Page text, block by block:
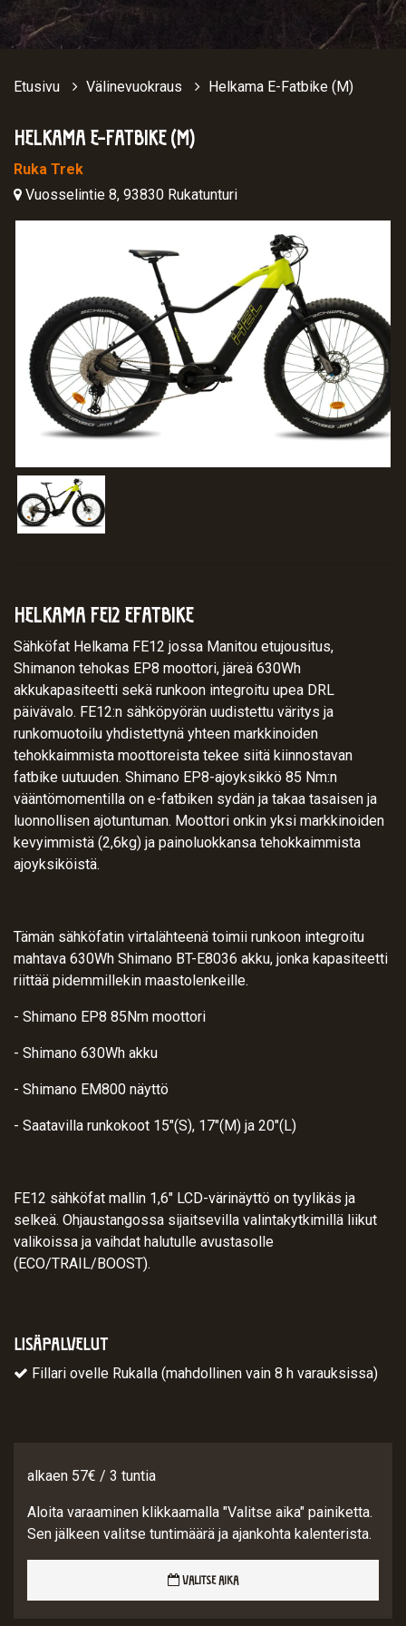
Etusivu Välinevuokraus Helkama E-Fatbike (M)
HELKAMA E-FATBIKE (M)
Ruka Trek
Vuosselintie 8, 93830 Rukatunturi
HELKAMA FE12 EFATBIKE
Sähköfat Helkama FE12 jossa Manitou etujousitus,
Shimanon tehokas EP8 moottori, järeä 630Wh
akkukapasiteetti sekä runkoon integroitu upea DRL
päivävalo. FE12:n sähköpyörän uudistettu väritys ja
runkomuotoilu yhdistettynä yhteen markkinoiden
tehokkaimmista moottoreista tekee siitä kiinnostavan
fatbike uutuuden. Shimano EP8-ajoyksikkö 85 Nm:n
vääntömomentilla on e-fatbiken sydän ja takaa tasaisen ja
luonnollisen ajotuntuman. Moottori onkin yksi markkinoiden
kevyimmistä (2,6kg) ja painoluokkansa tehokkaimmista
ajoyksiköistä.
Tämän sähköfatin virtalähteenä toimii runkoon integroitu
mahtava 630Wh Shimano BT-E8036 akku, jonka kapasiteetti
riittää pidemmillekin maastolenkeille.
- Shimano EP8 85Nm moottori
- Shimano 630Wh akku
- Shimano EM800 näyttö
- Saatavilla runkokoot 15″(S), 17″(M) ja 20″(L)
FE12 sähköfat mallin 1,6″ LCD-värinäyttö on tyylikäs ja
selkeä. Ohjaustangossa sijaitsevilla valintakytkimillä liikut
valikoissa ja vaihdat halutulle avustasolle
(ECO/TRAIL/BOOST).
LISÄPALVELUT
Fillari ovelle Rukalla (mahdollinen vain 8 h varauksissa)
alkaen 57€ / 3 tuntia
Aloita varaaminen klikkaamalla "Valitse aika" painiketta.
Sen jälkeen valitse tuntimäärä ja ajankohta kalenterista.
VALITSE AIKA